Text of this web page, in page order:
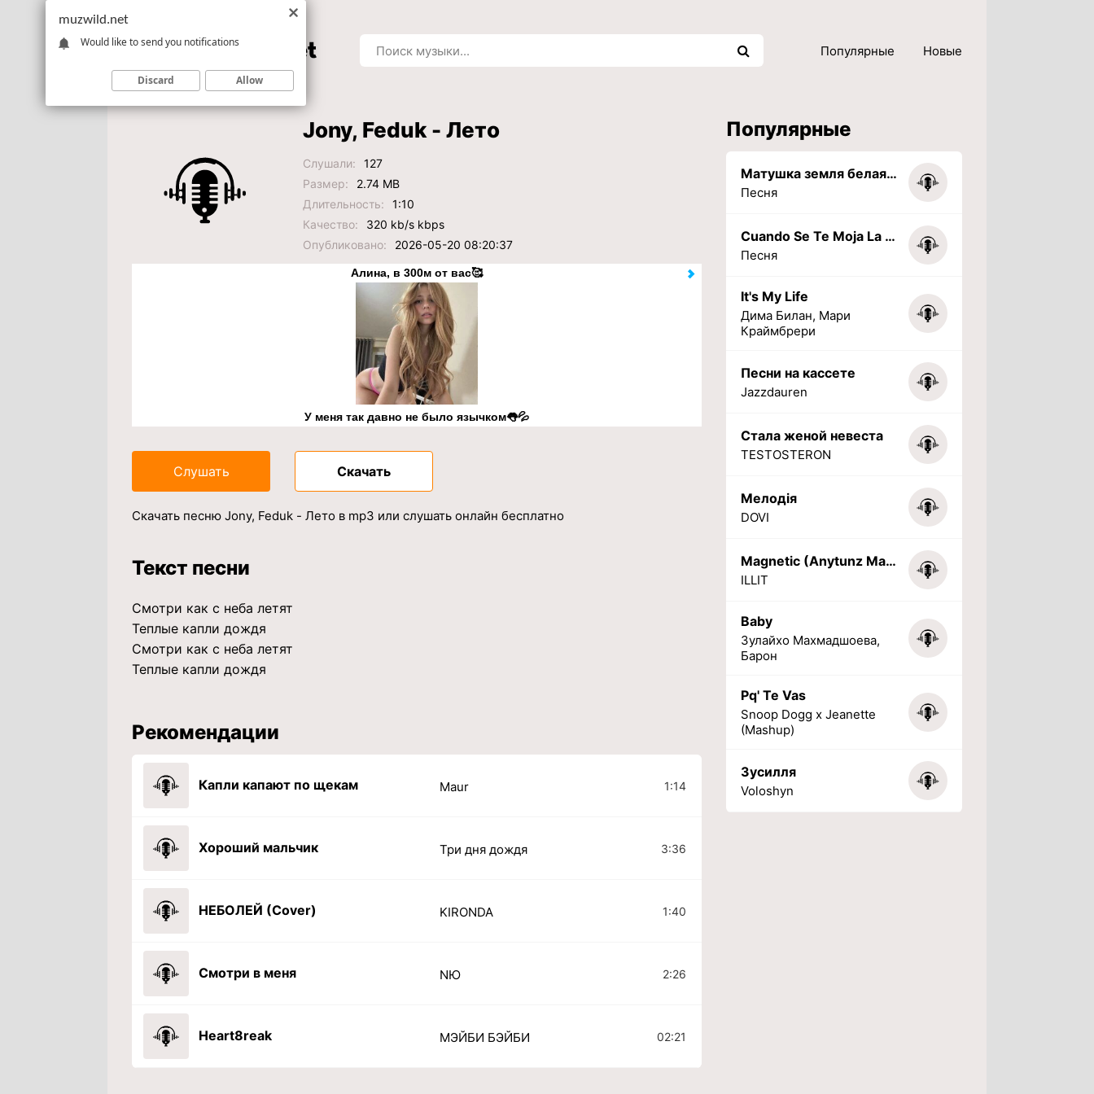
Популярные Новые
Jony, Feduk - Лето
Слушали:
127
Размер:
2.74 MB
Длительность:
1:10
Качество:
320 kb/s kbps
Опубликовано:
2026-05-20 08:20:37
Алина, в 300м от вас🥰
У меня так давно не было язычком👅💦
Слушать Скачать
Скачать песню Jony, Feduk - Лето в mp3 или слушать онлайн бесплатно
Текст песни
Смотри как с неба летят
Теплые капли дождя
Смотри как с неба летят
Теплые капли дождя
Рекомендации
Капли капают по щекам Maur 1:14
Хороший мальчик Три дня дождя 3:36
НЕБОЛЕЙ (Cover) KIRONDA 1:40
Смотри в меня NЮ 2:26
Heart8reak МЭЙБИ БЭЙБИ 02:21
Популярные
Матушка земля белая березонька
Песня
Cuando Se Te Moja La Tarea (PHONK) (Slowed + Reverbed)
Песня
It's My Life
Дима Билан, Мари
Краймбрери
Песни на кассете
Jazzdauren
Стала женой невеста
TESTOSTERON
Мелодія
DOVI
Magnetic (Anytunz Marimba Ringtone)
ILLIT
Baby
Зулайхо Махмадшоева,
Барон
Pq' Te Vas
Snoop Dogg x Jeanette
(Mashup)
Зусилля
Voloshyn
muzwild.net
Would like to send you notifications
Discard Allow